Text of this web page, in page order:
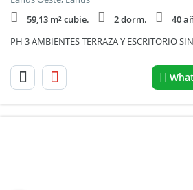
59,13 m² cubie.
2 dorm.
40
PH 3 AMBIENTES TERRAZA Y ESCRITORIO